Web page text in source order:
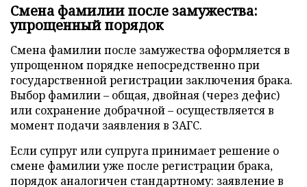
Смена фамилии после замужества:
упрощенный порядок
Смена фамилии после замужества оформляется в
упрощенном порядке непосредственно при
государственной регистрации заключения брака.
Выбор фамилии – общая, двойная (через дефис)
или сохранение добрачной – осуществляется в
момент подачи заявления в ЗАГС.
Если супруг или супруга принимает решение о
смене фамилии уже после регистрации брака,
порядок аналогичен стандартному: заявление в